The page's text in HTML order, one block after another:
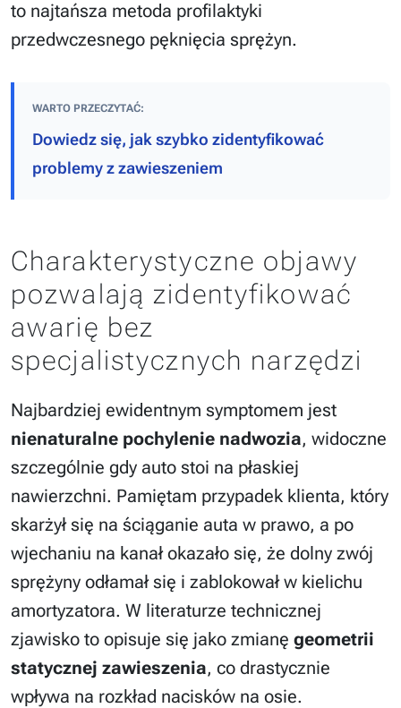
to najtańsza metoda profilaktyki
przedwczesnego pęknięcia sprężyn.
WARTO PRZECZYTAĆ:
Dowiedz się, jak szybko zidentyfikować
problemy z zawieszeniem
Charakterystyczne objawy
pozwalają zidentyfikować
awarię bez
specjalistycznych narzędzi
Najbardziej ewidentnym symptomem jest
nienaturalne pochylenie nadwozia, widoczne
szczególnie gdy auto stoi na płaskiej
nawierzchni. Pamiętam przypadek klienta, który
skarżył się na ściąganie auta w prawo, a po
wjechaniu na kanał okazało się, że dolny zwój
sprężyny odłamał się i zablokował w kielichu
amortyzatora. W literaturze technicznej
zjawisko to opisuje się jako zmianę geometrii
statycznej zawieszenia, co drastycznie
wpływa na rozkład nacisków na osie.